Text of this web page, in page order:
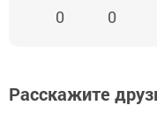
0 0
Расскажите